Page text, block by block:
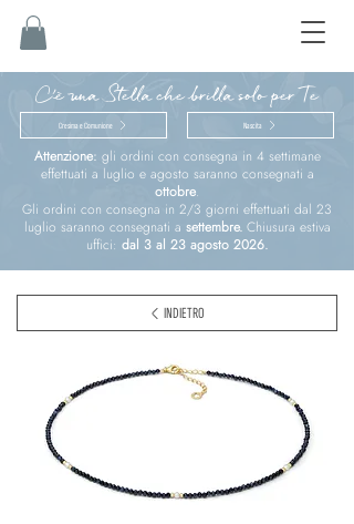
C'è una Stella che brilla solo per Te
Cresima e Comunione Nascita
Attenzione: gli ordini con consegna in 4 settimane
effettuati a luglio e agosto saranno consegnati a
ottobre.
Gli ordini con consegna in 2/3 giorni effettuati dal 23
luglio saranno consegnati a settembre.Chiusura estiva
uffici: dal 3 al 23 agosto 2026.
INDIETRO